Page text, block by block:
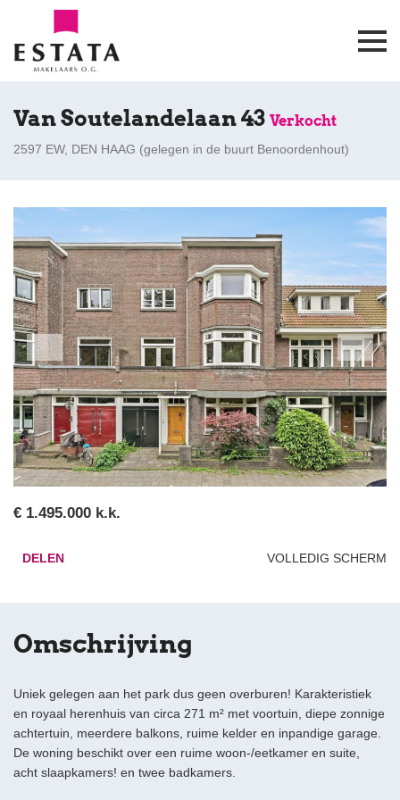
Van Soutelandelaan 43 Verkocht
2597 EW, DEN HAAG (gelegen in de buurt Benoordenhout)
€ 1.495.000 k.k.
DELEN VOLLEDIG SCHERM
Omschrijving
Uniek gelegen aan het park dus geen overburen! Karakteristiek
en royaal herenhuis van circa 271 m² met voortuin, diepe zonnige
achtertuin, meerdere balkons, ruime kelder en inpandige garage.
De woning beschikt over een ruime woon-/eetkamer en suite,
acht slaapkamers! en twee badkamers.